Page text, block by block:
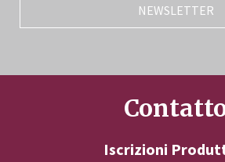
NEWSLETTER
Iscrizioni